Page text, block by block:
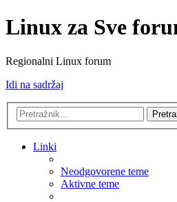
Linux za Sve
Regionalni Linux forum
Idi na sadržaj
Linki
Neodgovorene teme
Aktivne teme